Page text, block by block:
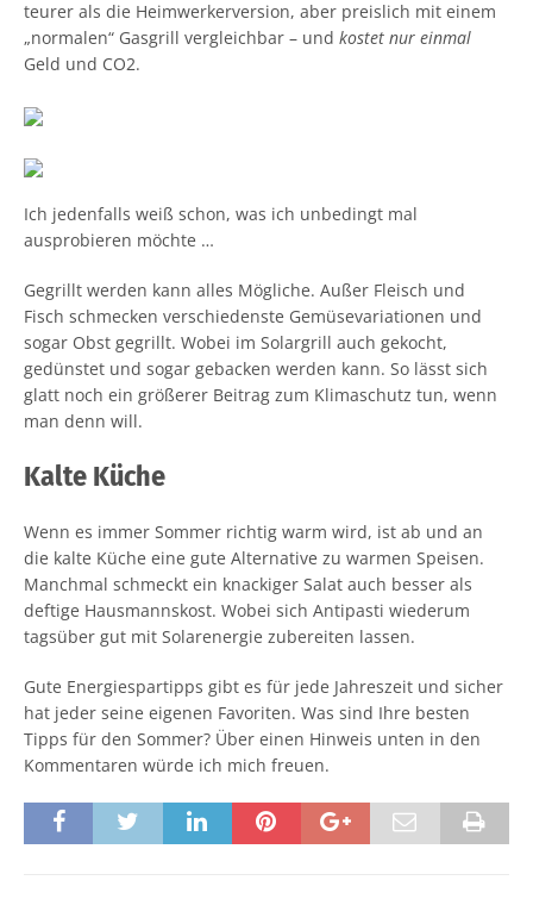
teurer als die Heimwerkerversion, aber preislich mit einem
„normalen“ Gasgrill vergleichbar – und kostet nur einmal
Geld und CO2.
Ich jedenfalls weiß schon, was ich unbedingt mal
ausprobieren möchte …
Gegrillt werden kann alles Mögliche. Außer Fleisch und
Fisch schmecken verschiedenste Gemüsevariationen und
sogar Obst gegrillt. Wobei im Solargrill auch gekocht,
gedünstet und sogar gebacken werden kann. So lässt sich
glatt noch ein größerer Beitrag zum Klimaschutz tun, wenn
man denn will.
Kalte Küche
Wenn es immer Sommer richtig warm wird, ist ab und an
die kalte Küche eine gute Alternative zu warmen Speisen.
Manchmal schmeckt ein knackiger Salat auch besser als
deftige Hausmannskost. Wobei sich Antipasti wiederum
tagsüber gut mit Solarenergie zubereiten lassen.
Gute Energiespartipps gibt es für jede Jahreszeit und sicher
hat jeder seine eigenen Favoriten. Was sind Ihre besten
Tipps für den Sommer? Über einen Hinweis unten in den
Kommentaren würde ich mich freuen.